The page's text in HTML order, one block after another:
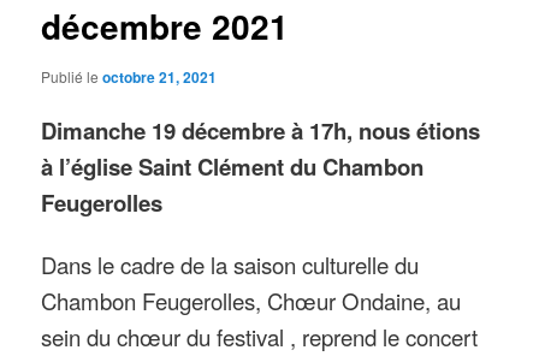
décembre 2021
Publié leoctobre 21, 2021
Dimanche 19 décembre à 17h, nous étions
à l’église Saint Clément du Chambon
Feugerolles
Dans le cadre de la saison culturelle du
Chambon Feugerolles, Chœur Ondaine, au
sein du chœur du festival , reprend le concert